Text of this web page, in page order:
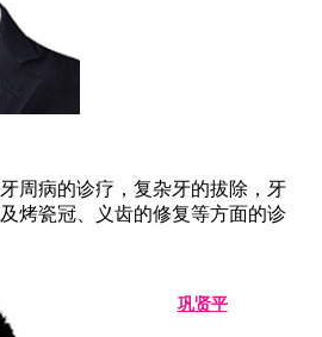
周病的诊疗，复杂牙的拔除，牙
烤瓷冠、义齿的修复等方面的诊
巩贤平